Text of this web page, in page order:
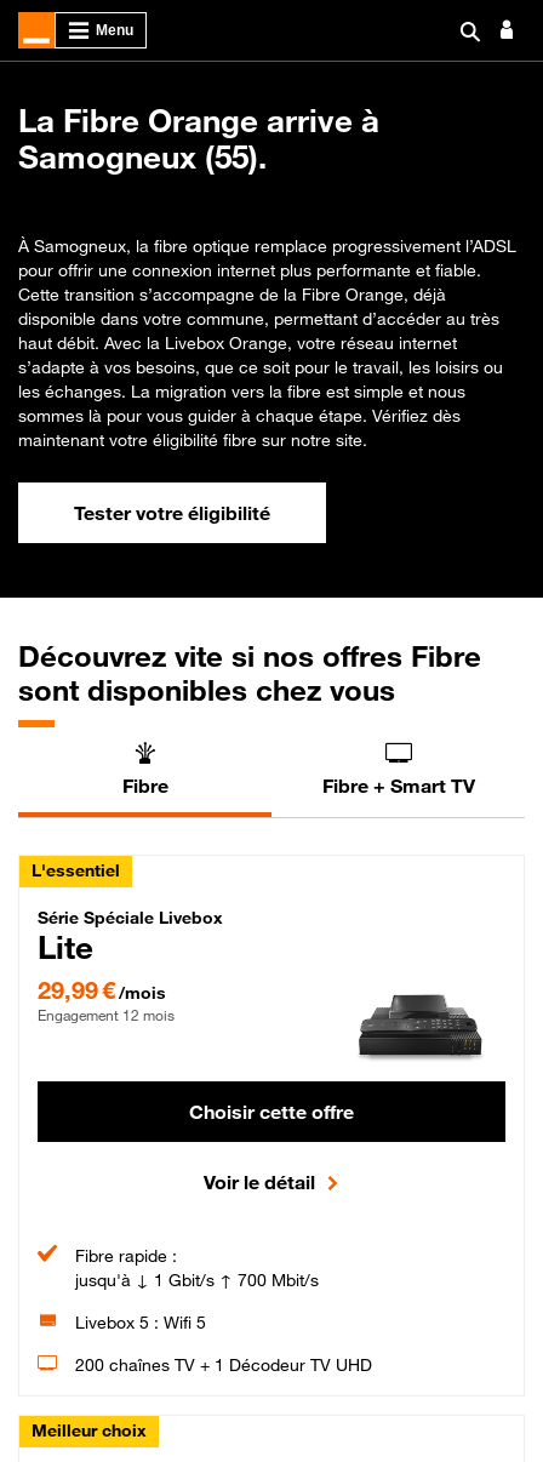
La Fibre Orange arrive à
Samogneux (55).
À Samogneux, la fibre optique remplace progressivement l’ADSL
pour offrir une connexion internet plus performante et fiable.
Cette transition s’accompagne de la Fibre Orange, déjà
disponible dans votre commune, permettant d’accéder au très
haut débit. Avec la Livebox Orange, votre réseau internet
s’adapte à vos besoins, que ce soit pour le travail, les loisirs ou
les échanges. La migration vers la fibre est simple et nous
sommes là pour vous guider à chaque étape. Vérifiez dès
maintenant votre éligibilité fibre sur notre site.
Tester votre éligibilité
Découvrez vite si nos offres Fibre
sont disponibles chez vous
Fibre Fibre + Smart TV
L'essentiel
Série Spéciale Livebox Lite Fibre
Série Spéciale Livebox
Lite
29,99 €/mois
Engagement 12 mois
Choisir cette offre
Voir le détail
Fibre rapide :
jusqu'à ↓ 1 Gbit/s ↑ 700 Mbit/s
Livebox 5 : Wifi 5
200 chaînes TV + 1 Décodeur TV UHD
Meilleur choix